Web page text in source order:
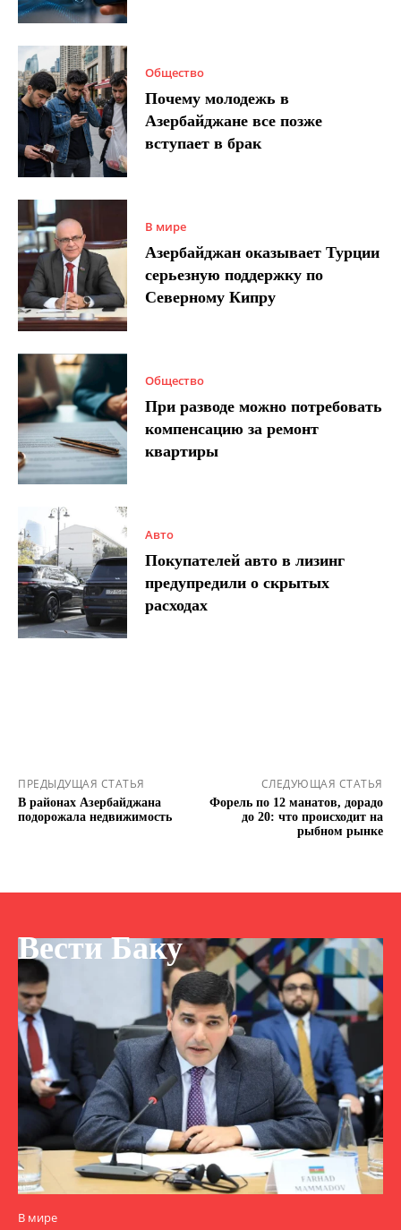
Общество
Почему молодежь в
Азербайджане все позже
вступает в брак
В мире
Азербайджан оказывает Турции
серьезную поддержку по
Северному Кипру
Общество
При разводе можно потребовать
компенсацию за ремонт
квартиры
Авто
Покупателей авто в лизинг
предупредили о скрытых
расходах
ПРЕДЫДУЩАЯ СТАТЬЯ
В районах Азербайджана
подорожала недвижимость
СЛЕДУЮЩАЯ СТАТЬЯ
Форель по 12 манатов, дорадо
до 20: что происходит на
рыбном рынке
Вести Баку
В мире